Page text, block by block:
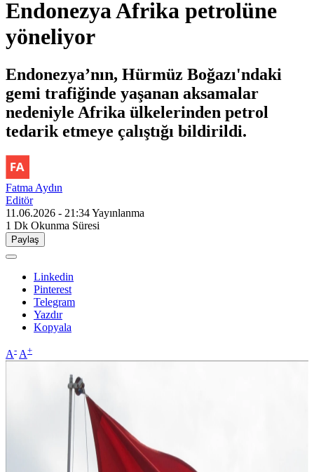
Endonezya Afrika petrolüne
yöneliyor
Endonezya’nın, Hürmüz Boğazı'ndaki
gemi trafiğinde yaşanan aksamalar
nedeniyle Afrika ülkelerinden petrol
tedarik etmeye çalıştığı bildirildi.
Fatma Aydın
Editör
11.06.2026 - 21:34Yayınlanma
1 Dk Okunma Süresi
Paylaş
Linkedin
Pinterest
Telegram
Yazdır
Kopyala
A- A+